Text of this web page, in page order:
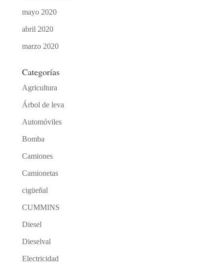
mayo 2020
abril 2020
marzo 2020
Categorías
Agricultura
Árbol de leva
Automóviles
Bomba
Camiones
Camionetas
cigüeñal
CUMMINS
Diesel
Dieselval
Electricidad